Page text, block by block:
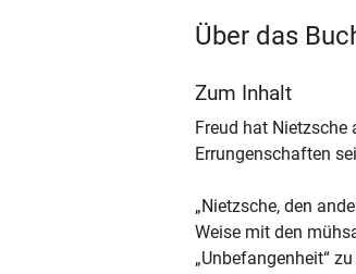
Über das
Zum Inhalt
Freud hat Nietzsche
Errungenschaften
„Nietzsche, den
Weise mit den
„Unbefangenheit“